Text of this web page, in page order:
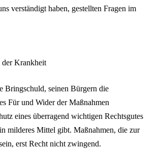
verständigt haben, gestellten Fragen im
der Krankheit
Bringschuld, seinen Bürgern die
Für und Wider der Maßnahmen
eines überragend wichtigen Rechtsgutes
milderes Mittel gibt. Maßnahmen, die zur
erst Recht nicht zwingend.